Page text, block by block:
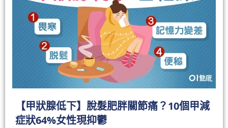
【甲狀腺低下】脫髮肥胖關節痛？10個甲減
症狀64%女性現抑鬱